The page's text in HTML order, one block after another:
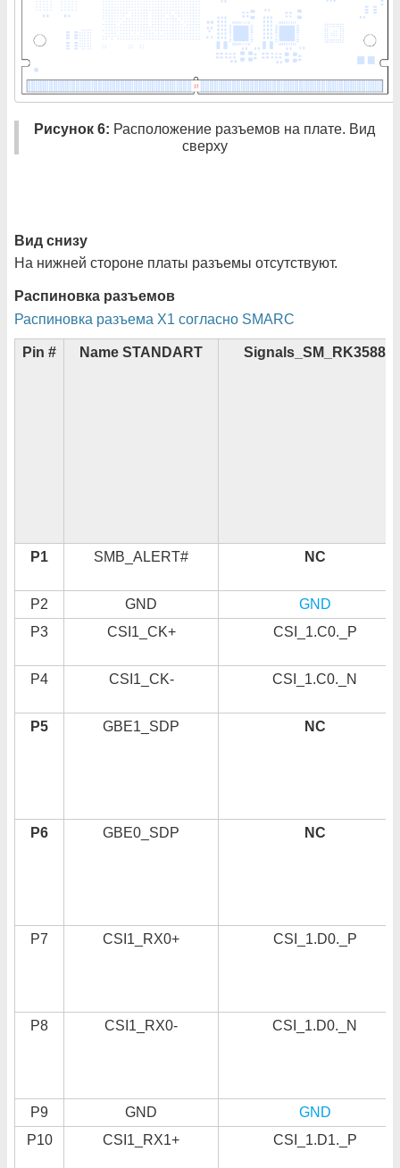
Рисунок 6: Расположение разъемов на плате. Вид
сверху
Вид снизу
На нижней стороне платы разъемы отсутствуют.
Распиновка разъемов
Распиновка разъема X1 согласно SMARC
Pin # Name STANDART Signals_SM_RK3588
P1 SMB_ALERT# NC
P2 GND
GND
P3
CSI1_CK+ CSI_1.C0._P
P4 CSI1_CK- CSI_1.C0._N
P5 GBE1_SDP NC
P6 GBE0_SDP NC
P7 CSI1_RX0+ CSI_1.D0._P
P8 CSI1_RX0- CSI_1.D0._N
P9 GND
GND
P10
CSI1_RX1+ CSI_1.D1._P